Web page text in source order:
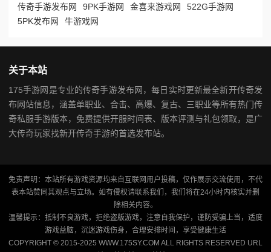
传奇手游发布网
9PK手游网 金喜来游戏网
522G手游网
5PK发布网
牛游戏网
关于本站
175手游网是专业的传奇手游发布网，每日实时更新最全新开传奇发
布网站信息，涵盖单职业、合击、高爆、复古、三职业等所有热门传
奇私服手游版本，免费提供开服时间表、版本评测与礼包领取，是广
大传奇玩家找新开传奇手游的首选发布站。
免责声明：本站所有游戏资源均来自互联网用户投稿，仅作展示交流使用，不代
表本站赞同其观点与立场。如有侵权请联系我们，我们将在24小时内核实并删
除相关内容。
温馨提示：抵制不良游戏，拒绝盗版游戏，注意自我保护，谨防受骗上当，适度
游戏益脑，沉迷游戏伤身，合理安排时间，享受健康生活
COPYRIGHT © 2015-2025 WWW.175SY.COM ALL RIGHTS RESERVED URL